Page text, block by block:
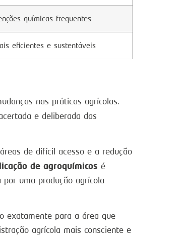
químicas frequentes
eficientes e sustentáveis
nas práticas agrícolas.
e deliberada das
de difícil acesso e a redução
de agroquímicos é
uma produção agrícola
exatamente para a área que
agrícola mais consciente e